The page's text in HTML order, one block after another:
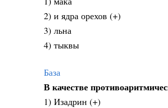
2) и ядра орехов (+)
3) льна
4) тыквы
База
В качестве
1) Изадрин (+)